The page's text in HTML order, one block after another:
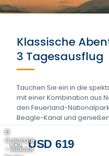
Klassische
3 Tagesausflug
Tauchen Sie ein in die
mit einer Kombination aus
den Feuerland-
Beagle-Kanal und
VON USD 619
El
Calafate
- Glaciar